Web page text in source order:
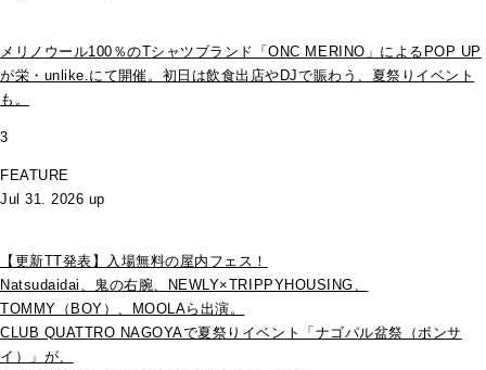
メリノウール100％のTシャツブランド「ONC MERINO」によるPOP UP
が栄・unlike.にて開催。初日は飲食出店やDJで賑わう、夏祭りイベント
も。
3
FEATURE
Jul 31. 2026 up
【更新TT発表】入場無料の屋内フェス！
Natsudaidai、鬼の右腕、NEWLY×TRIPPYHOUSING、
TOMMY（BOY）、MOOLAら出演。
CLUB QUATTRO NAGOYAで夏祭りイベント「ナゴパル盆祭（ボンサ
イ）」が、